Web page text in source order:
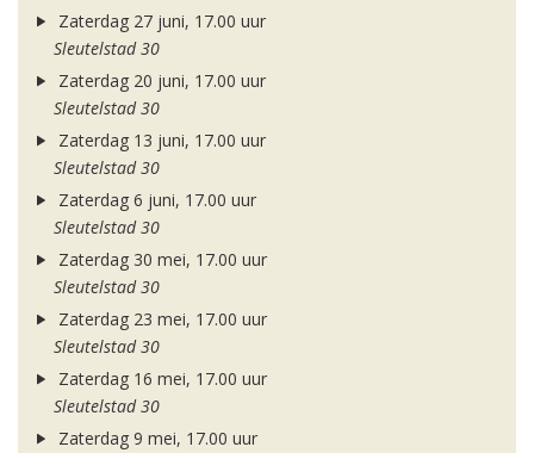
Zaterdag 27 juni, 17.00 uur
Sleutelstad 30
Zaterdag 20 juni, 17.00 uur
Sleutelstad 30
Zaterdag 13 juni, 17.00 uur
Sleutelstad 30
Zaterdag 6 juni, 17.00 uur
Sleutelstad 30
Zaterdag 30 mei, 17.00 uur
Sleutelstad 30
Zaterdag 23 mei, 17.00 uur
Sleutelstad 30
Zaterdag 16 mei, 17.00 uur
Sleutelstad 30
Zaterdag 9 mei, 17.00 uur